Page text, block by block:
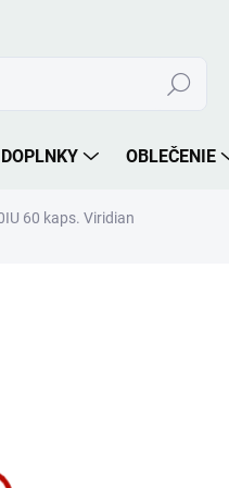
Hľadať
OBLEČENIE
60 kaps. Viridian